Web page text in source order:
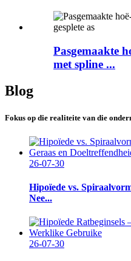
Pasgemaakte
met spline ...
Blog
Fokus op die realiteite van die
26-07-30
Hipoïede vs.
Nee...
26-07-30